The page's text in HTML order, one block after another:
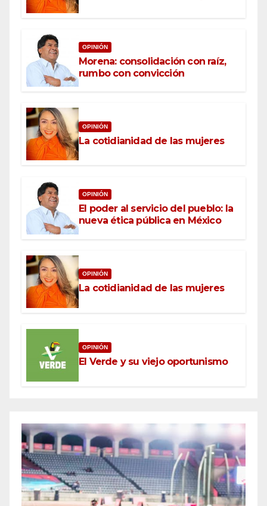
OPINIÓN
Morena: consolidación con raíz,
rumbo con convicción
OPINIÓN
La cotidianidad de las mujeres
OPINIÓN
El poder al servicio del pueblo: la
nueva ética pública en México
OPINIÓN
La cotidianidad de las mujeres
OPINIÓN
El Verde y su viejo oportunismo